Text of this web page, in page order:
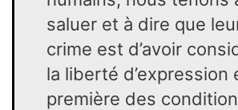
saluer et à dire que
crime est d’avoir
la liberté d’expression
première des